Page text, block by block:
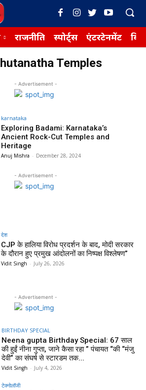
राजनीति स्पोर्ट्स एंटरटेनमेंट
Temples
- Advertisement -
karnataka
Exploring Badami: Karnataka’s
Ancient Rock-Cut Temples and
Heritage
Anuj Mishra - December 28, 2024
- Advertisement -
देश
CJP के हालिया विरोध प्रदर्शन के बाद, मोदी सरकार
के दौरान हुए प्रमुख आंदोलनों का निष्पक्ष विश्लेषण”
Vidit Singh - July 26, 2026
- Advertisement -
BIRTHDAY SPECIAL
Neena gupta Birthday Special: 67 साल
की हुईं नीना गुप्ता, जाने कैसा रहा ” पंचायत “की “मंजु
देवी” का संघर्ष से स्टारडम तक...
Vidit Singh - July 4, 2026
टेक्नोलॉजी